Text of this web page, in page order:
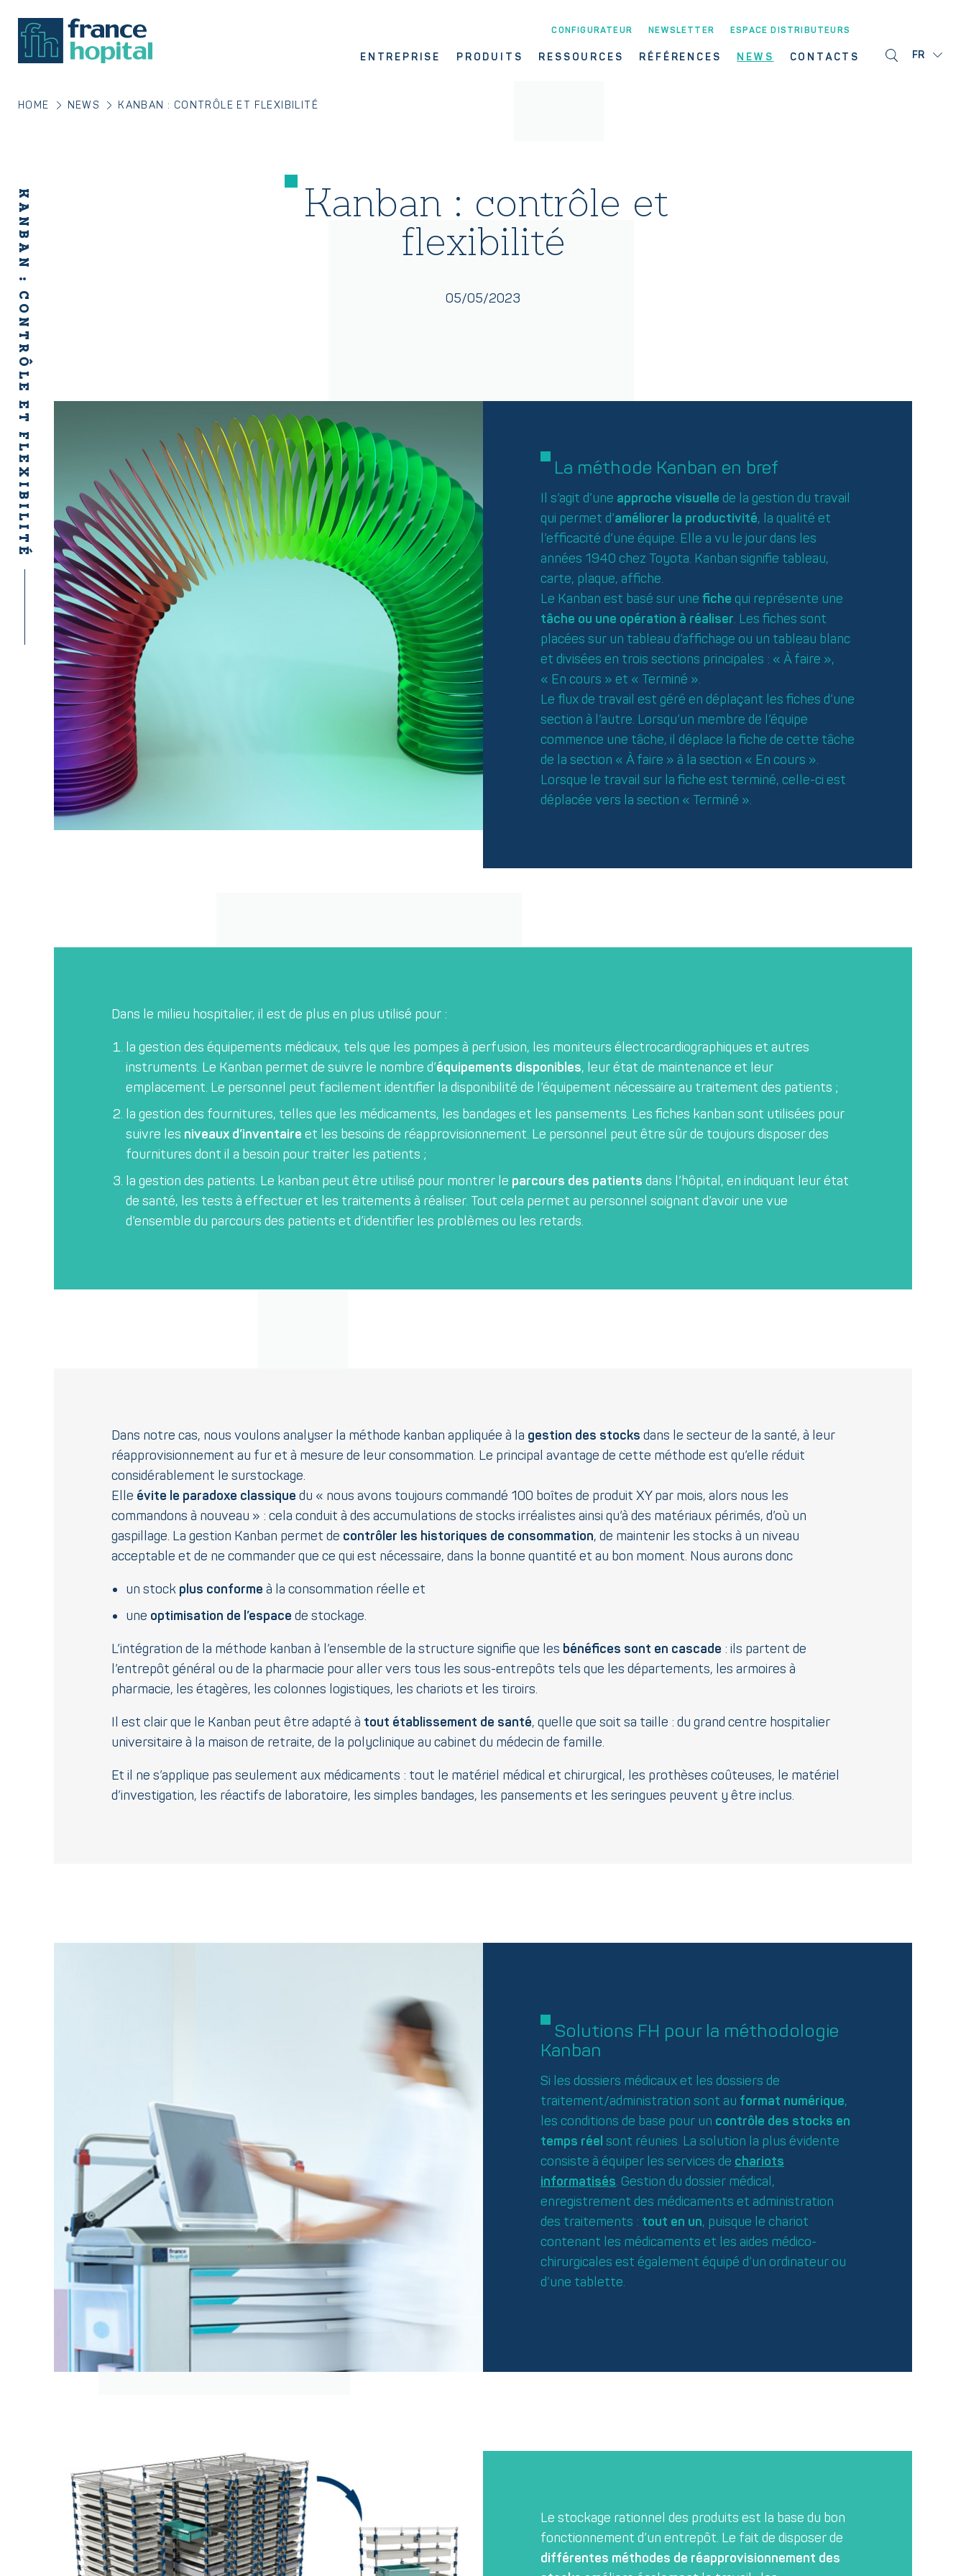
ENTREPRISE PRODUITS RESSOURCES RÉFÉRENCES NEWS CONTACTS
CONFIGURATEUR NEWSLETTER ESPACE DISTRIBUTEURS
FR
KANBAN : CONTRÔLE ET FLEXIBILITÉ
HOME NEWS KANBAN : CONTRÔLE ET FLEXIBILITÉ
Kanban : contrôle et
flexibilité
05/05/2023
La méthode Kanban en bref
Il s’agit d’une approche visuelle de la gestion du travail
qui permet d’améliorer la productivité, la qualité et
l’efficacité d’une équipe. Elle a vu le jour dans les
années 1940 chez Toyota. Kanban signifie tableau,
carte, plaque, affiche.
Le Kanban est basé sur une fiche qui représente une
tâche ou une opération à réaliser. Les fiches sont
placées sur un tableau d’affichage ou un tableau blanc
et divisées en trois sections principales : « À faire »,
« En cours » et « Terminé ».
Le flux de travail est géré en déplaçant les fiches d’une
section à l’autre. Lorsqu’un membre de l’équipe
commence une tâche, il déplace la fiche de cette tâche
de la section « À faire » à la section « En cours ».
Lorsque le travail sur la fiche est terminé, celle-ci est
déplacée vers la section « Terminé ».
Dans le milieu hospitalier, il est de plus en plus utilisé pour :
la gestion des équipements médicaux, tels que les pompes à perfusion, les moniteurs électrocardiographiques et autres
instruments. Le Kanban permet de suivre le nombre d’équipements disponibles, leur état de maintenance et leur
emplacement. Le personnel peut facilement identifier la disponibilité de l’équipement nécessaire au traitement des patients ;
la gestion des fournitures, telles que les médicaments, les bandages et les pansements. Les fiches kanban sont utilisées pour
suivre les niveaux d’inventaire et les besoins de réapprovisionnement. Le personnel peut être sûr de toujours disposer des
fournitures dont il a besoin pour traiter les patients ;
la gestion des patients. Le kanban peut être utilisé pour montrer le parcours des patients dans l’hôpital, en indiquant leur état
de santé, les tests à effectuer et les traitements à réaliser. Tout cela permet au personnel soignant d’avoir une vue
d’ensemble du parcours des patients et d’identifier les problèmes ou les retards.
Dans notre cas, nous voulons analyser la méthode kanban appliquée à la gestion des stocks dans le secteur de la santé, à leur
réapprovisionnement au fur et à mesure de leur consommation. Le principal avantage de cette méthode est qu’elle réduit
considérablement le surstockage.
Elle évite le paradoxe classique du « nous avons toujours commandé 100 boîtes de produit XY par mois, alors nous les
commandons à nouveau » : cela conduit à des accumulations de stocks irréalistes ainsi qu’à des matériaux périmés, d’où un
gaspillage. La gestion Kanban permet de contrôler les historiques de consommation, de maintenir les stocks à un niveau
acceptable et de ne commander que ce qui est nécessaire, dans la bonne quantité et au bon moment. Nous aurons donc
un stock plus conforme à la consommation réelle et
une optimisation de l’espace de stockage.
L’intégration de la méthode kanban à l’ensemble de la structure signifie que les bénéfices sont en cascade : ils partent de
l’entrepôt général ou de la pharmacie pour aller vers tous les sous-entrepôts tels que les départements, les armoires à
pharmacie, les étagères, les colonnes logistiques, les chariots et les tiroirs.
Il est clair que le Kanban peut être adapté à tout établissement de santé, quelle que soit sa taille : du grand centre hospitalier
universitaire à la maison de retraite, de la polyclinique au cabinet du médecin de famille.
Et il ne s’applique pas seulement aux médicaments : tout le matériel médical et chirurgical, les prothèses coûteuses, le matériel
d’investigation, les réactifs de laboratoire, les simples bandages, les pansements et les seringues peuvent y être inclus.
Solutions FH pour la méthodologie
Kanban
Si les dossiers médicaux et les dossiers de
traitement/administration sont au format numérique,
les conditions de base pour un contrôle des stocks en
temps réel sont réunies. La solution la plus évidente
consiste à équiper les services de chariots
informatisés. Gestion du dossier médical,
enregistrement des médicaments et administration
des traitements : tout en un, puisque le chariot
contenant les médicaments et les aides médico-
chirurgicales est également équipé d’un ordinateur ou
d’une tablette.
Le stockage rationnel des produits est la base du bon
fonctionnement d’un entrepôt. Le fait de disposer de
différentes méthodes de réapprovisionnement des